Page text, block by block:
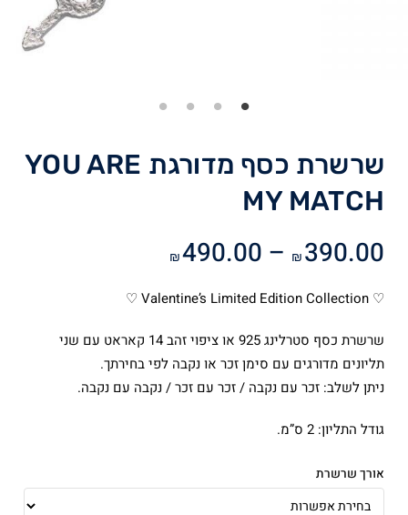
שרשרת כסף מדורגת YOU ARE
MY MATCH
₪ 390.00
–
₪490.00
♡ Valentine’s Limited Edition Collection ♡
שרשרת כסף סטרלינג 925 או ציפוי זהב 14 קאראט עם שני
תליונים מדורגים עם סימן זכר או נקבה לפי בחירתך.
ניתן לשלב: זכר עם נקבה / זכר עם זכר / נקבה עם נקבה.
גודל התליון: 2 ס”מ.
אורך שרשרת